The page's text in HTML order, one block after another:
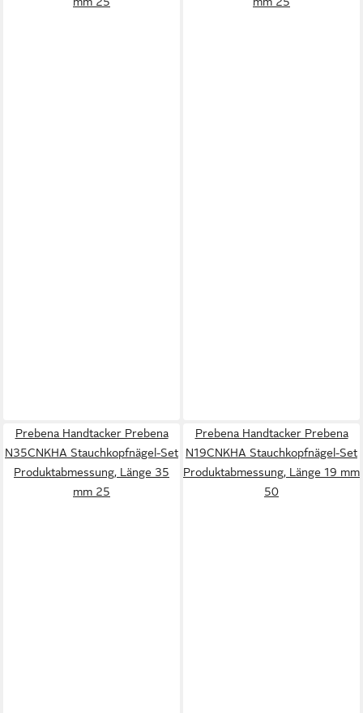
Prebena Handtacker Prebena
N35CNKHA Stauchkopfnägel-Set
Produktabmessung, Länge 35
mm 25
Prebena Handtacker Prebena
N19CNKHA Stauchkopfnägel-Set
Produktabmessung, Länge 19 mm
50